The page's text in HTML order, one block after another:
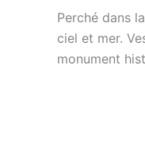
Perché dans
ciel et mer.
monument